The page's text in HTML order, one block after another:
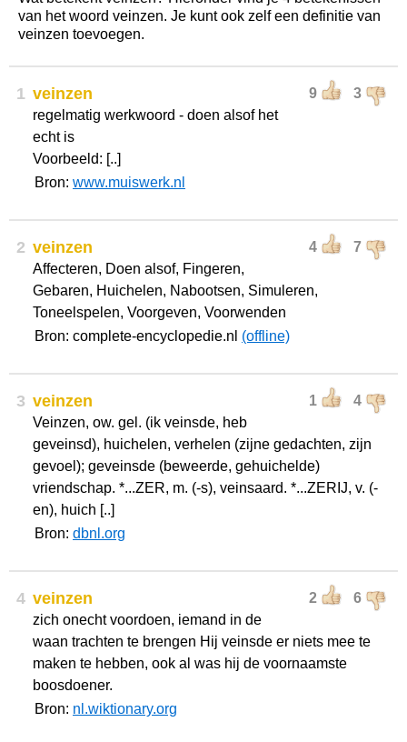
van het woord veinzen. Je kunt ook zelf een definitie van
veinzen toevoegen.
1 9 3
veinzen
regelmatig werkwoord - doen alsof het
echt is
Voorbeeld: [..]
Bron: www.muiswerk.nl
2 4 7
veinzen
Affecteren, Doen alsof, Fingeren,
Gebaren, Huichelen, Nabootsen, Simuleren,
Toneelspelen, Voorgeven, Voorwenden
Bron: complete-encyclopedie.nl (offline)
3 1 4
veinzen
Veinzen, ow. gel. (ik veinsde, heb
geveinsd), huichelen, verhelen (zijne gedachten, zijn
gevoel); geveinsde (beweerde, gehuichelde)
vriendschap. *...ZER, m. (-s), veinsaard. *...ZERIJ, v. (-
en), huich [..]
Bron: dbnl.org
4 2 6
veinzen
zich onecht voordoen, iemand in de
waan trachten te brengen Hij veinsde er niets mee te
maken te hebben, ook al was hij de voornaamste
boosdoener.
Bron: nl.wiktionary.org